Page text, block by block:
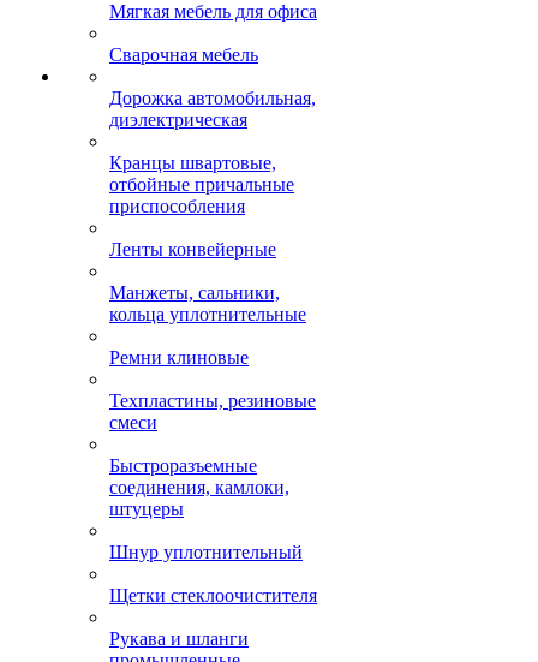
Мягкая мебель для офиса
Сварочная мебель
Дорожка автомобильная,
диэлектрическая
Кранцы швартовые,
отбойные причальные
приспособления
Ленты конвейерные
Манжеты, сальники,
кольца уплотнительные
Ремни клиновые
Техпластины, резиновые
смеси
Быстроразъемные
соединения, камлоки,
штуцеры
Шнур уплотнительный
Щетки стеклоочистителя
Рукава и шланги